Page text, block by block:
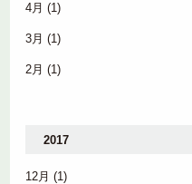
4月 (1)
3月 (1)
2月 (1)
2017
12月 (1)